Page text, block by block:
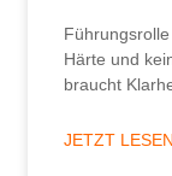
Härte und
braucht
JETZT LESEN